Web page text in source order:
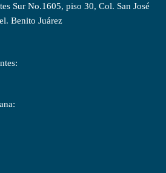
Sur No.1605, piso 30, Col. San José
Benito Juárez